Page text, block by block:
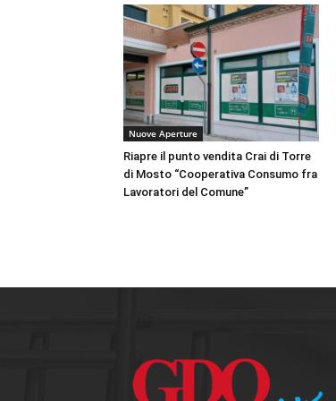
Nuove Aperture
Riapre il punto vendita Crai di Torre
di Mosto “Cooperativa Consumo fra
Lavoratori del Comune”